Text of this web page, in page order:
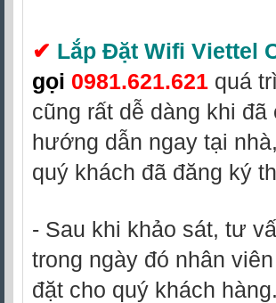
✔ Lắp Đặt Wifi Viettel
gọi 0981.621.621 quá
cũng rất dễ dàng khi
hướng dẫn ngay tại
quý khách đã đăng ký
- Sau khi khảo sát, tư
trong ngày đó nhân
đặt cho quý khách hàng.